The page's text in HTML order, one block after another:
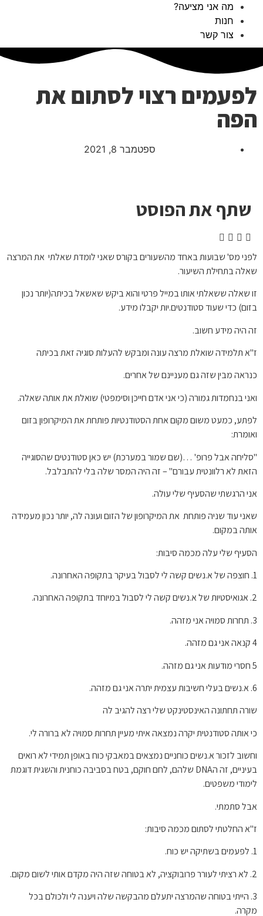
מה אני מציעה?
חנות
צור קשר
לפעמים רצוי לסתום את
הפה
ספטמבר 8, 2021
שתף את הפוסט
לפני מס' שבועות באחד מהשעורים בקורס שאני לומדת שאלתי את המרצה
שאלה בתחילת השיעור.
זו שאלה ששאלתי אותו במייל פרטי והוא ביקש שאשאל בכיתה(יותר נכון
בזום) כדי שעוד סטודנטים.יות יקבלו מידע.
זה היה מידע חשוב.
ז"א תלמידה שואלת מרצה עונה ומבקש להעלות סוגיה זאת בכיתה
כנראה מבין שזה גם מעניינם של אחרים.
ואני בנחמדות גמורה (כי אני אדם חייכן וסימפטי) שואלת את אותה שאלה.
לפתע, כמעט משום מקום אחת הסטודנטיות פותחת את המיקרופון בזום
ואומרת:
"סליחה אבל פרופ' …(שם שמור במערכת) יש כאן סטודנטים שהסוגייה
הזאת לא רלוונטית עבורם" – זה היה המסר שלה בלי להתבלבל.
אני הרגשתי שהסעיף שלי עולה.
שאני עוד שניה פותחת את המיקרופון של הזום ועונה לה, יותר נכון מעמידה
אותה במקום.
הסעיף שלי עלה מכמה סיבות:
1. חוצפה של א.נשים קשה לי לסבול בעיקר בתקופה האחרונה.
2. אגואיסטיות של א.נשים קשה לי לסבול במיוחד בתקופה האחרונה.
3. תחרות סמויה אני מזהה.
4 קנאה אני גם מזהה.
5 חסרי מודעות אני גם מזהה.
6. א.נשים בעלי חשיבות עצמית יתרה אני גם מזהה.
שורה תחתונה האינסטינקט שלי רצה להגיב לה
כי אותה סטודנטית יקרה נמצאה איתי מעיין תחרות סמויה לא ברורה לי.
וחשוב לזכור א.נשים כוחניים נמצאים במאבקי כוח באופן תמידי לא רואים
בעיניים, זה הDNA שלהם, לחם חוקם, בטח בסביבה כוחנית והשגית דוגמת
לימודי משפטים.
אבל סתמתי.
ז"א החלטתי לסתום מכמה סיבות:
1. לפעמים בשתיקה יש כוח.
2. לא רציתי לעורר פרובוקציה, לא בטוחה שזה היה מקדם אותי לשום מקום.
3. הייתי בטוחה שהמרצה יתעלם מהבקשה שלה ויענה לי ולכולם בכל
מקרה.